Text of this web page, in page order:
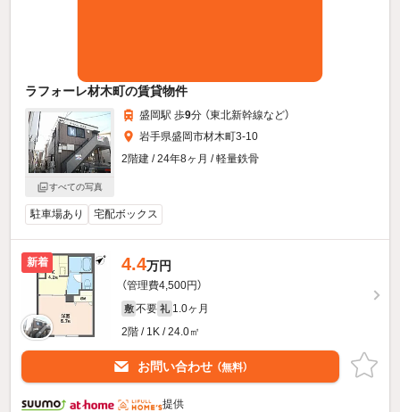
ラフォーレ材木町の賃貸物件
すべての写真
盛岡駅 歩9分 （東北新幹線など）
岩手県盛岡市材木町3-10
2階建 / 24年8ヶ月 / 軽量鉄骨
駐車場あり 宅配ボックス
新着 4.4万円
（管理費4,500円）
敷 不要 礼 1.0ヶ月
2階 / 1K / 24.0㎡
お問い合わせ （無料）
提供